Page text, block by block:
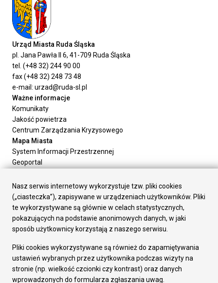
Urząd Miasta Ruda Śląska
pl. Jana Pawła II 6, 41-709 Ruda Śląska
tel. (+48 32) 244 90 00
fax (+48 32) 248 73 48
e-mail: urzad@ruda-sl.pl
Ważne informacje
Komunikaty
Jakość powietrza
Centrum Zarządzania Kryzysowego
Mapa Miasta
System Informacji Przestrzennej
Geoportal
Załatw sprawę
Prezydent Miasta
Rada Miasta
Wydziały
Elektroniczna Skrzynka Podawcza
Gospodarka
Fundusze europejskie
Środki krajowe
Oferty inwestycyjne
Nasz serwis internetowy wykorzystuje tzw. pliki cookies
(„ciasteczka”), zapisywane w urządzeniach użytkowników. Pliki
te wykorzystywane są głównie w celach statystycznych,
pokazujących na podstawie anonimowych danych, w jaki
sposób użytkownicy korzystają z naszego serwisu.
Pliki cookies wykorzystywane są również do zapamiętywania
ustawień wybranych przez użytkownika podczas wizyty na
stronie (np. wielkość czcionki czy kontrast) oraz danych
wprowadzonych do formularza zgłaszania uwag.